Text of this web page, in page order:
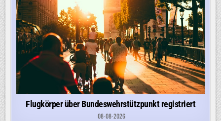
Flugkörper über Bundeswehrstützpunkt registriert
08-08-2026